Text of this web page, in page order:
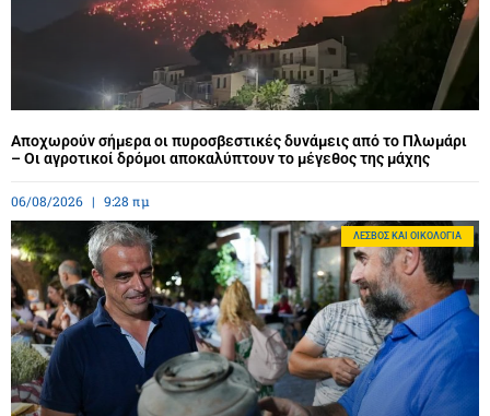
Αποχωρούν σήμερα οι πυροσβεστικές δυνάμεις από το Πλωμάρι
– Οι αγροτικοί δρόμοι αποκαλύπτουν το μέγεθος της μάχης
06/08/2026 9:28 πμ
ΛΈΣΒΟΣ ΚΑΙ ΟΙΚΟΛΟΓΊΑ